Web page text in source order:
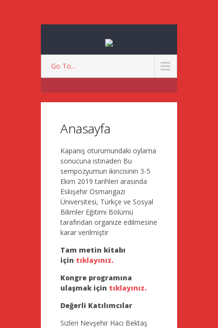
Go To...
Anasayfa
Kapanış oturumundaki oylama
sonucuna istinaden Bu
sempozyumun ikincisinin 3-5
Ekim 2019 tarihleri arasında
Eskişehir Osmangazi
Üniversitesi, Türkçe ve Sosyal
Bilimler Eğitimi Bölümü
tarafından organize edilmesine
karar verilmiştir
Tam metin kitabı
için tıklayınız.
Kongre programına
ulaşmak için tıklayınız.
Değerli Katılımcılar
Sizleri Nevşehir Hacı Bektaş